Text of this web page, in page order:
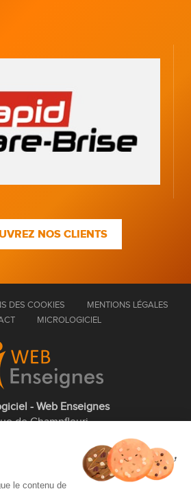
NOS CLIENTS
DES COOKIES
MENTIONS LÉGALES
MICROLOGICIEL
- Web Enseignes
de Champfleuri
01 75 43 63 60
le contenu de